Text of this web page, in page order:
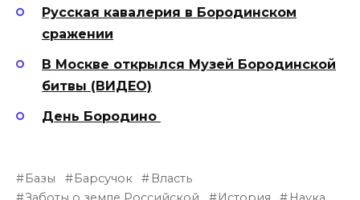
Русская кавалерия в Бородинском
сражении
В Москве открылся Музей Бородинской
битвы (ВИДЕО)
День Бородино
Базы Барсучок
Власть